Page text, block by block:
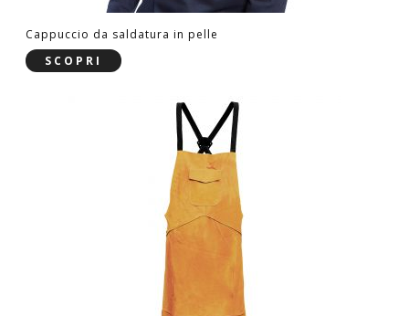
Cappuccio da saldatura in pelle
SCOPRI